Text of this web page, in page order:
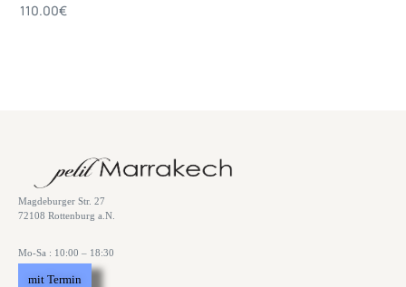
110.00€
Magdeburger Str. 27
72108 Rottenburg a.N.
Mo-Sa : 10:00 – 18:30
mit Termin